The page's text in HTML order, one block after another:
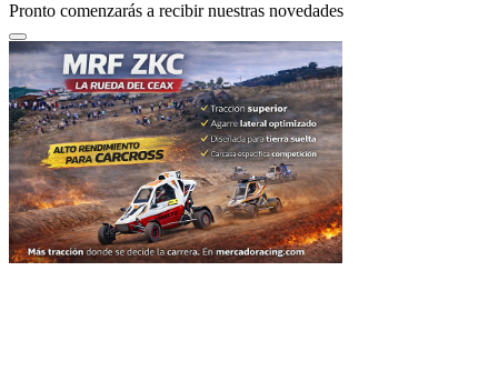
Pronto comenzarás a recibir nuestras novedades